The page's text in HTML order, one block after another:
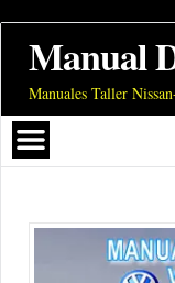
Manual
Manuales Taller